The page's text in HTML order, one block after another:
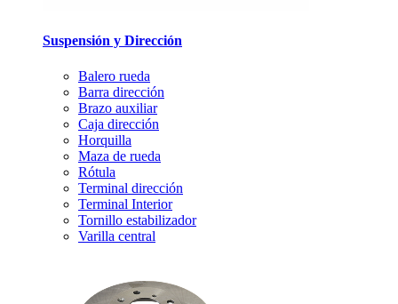
Suspensión y Dirección
Balero rueda
Barra dirección
Brazo auxiliar
Caja dirección
Horquilla
Maza de rueda
Rótula
Terminal dirección
Terminal Interior
Tornillo estabilizador
Varilla central